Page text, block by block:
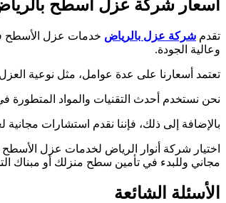
اسعار شركة عزل اسطح
تقدم شركة عزل بالرياض خدمات عزل الأسطح
وعالية الجودة.
تعتمد أسعارنا على عدة عوامل، مثل نوعية
نحن نستخدم أحدث التقنيات والمواد المتطورة
بالإضافة إلى ذلك، فإننا نقدم استشارات مجانية
اختيار شركة أنوار الرياض لخدمات عزل
مجاني وللبدء في تأمين سطح منزلك أو مبناك
الأسئلة الشائعة